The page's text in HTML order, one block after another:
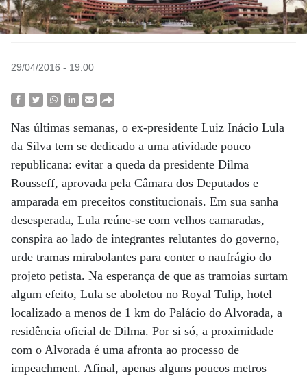
29/04/2016 - 19:00
Nas últimas semanas, o ex-presidente Luiz Inácio Lula
da Silva tem se dedicado a uma atividade pouco
republicana: evitar a queda da presidente Dilma
Rousseff, aprovada pela Câmara dos Deputados e
amparada em preceitos constitucionais. Em sua sanha
desesperada, Lula reúne-se com velhos camaradas,
conspira ao lado de integrantes relutantes do governo,
urde tramas mirabolantes para conter o naufrágio do
projeto petista. Na esperança de que as tramoias surtam
algum efeito, Lula se aboletou no Royal Tulip, hotel
localizado a menos de 1 km do Palácio do Alvorada, a
residência oficial de Dilma. Por si só, a proximidade
com o Alvorada é uma afronta ao processo de
impeachment. Afinal, apenas alguns poucos metros